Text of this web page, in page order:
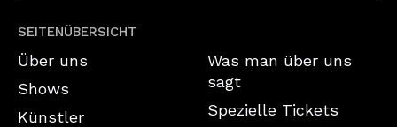
SEITENÜBERSICHT
Über uns
Shows
Künstler
Was man über uns
sagt
Spezielle Tickets